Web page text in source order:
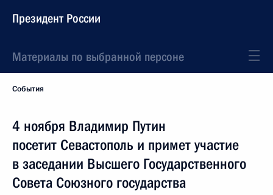
Президент России
Материалы по выбранной персоне
События
4 ноября Владимир Путин
посетит Севастополь и примет участие
в заседании Высшего Государственного
Совета Союзного государства